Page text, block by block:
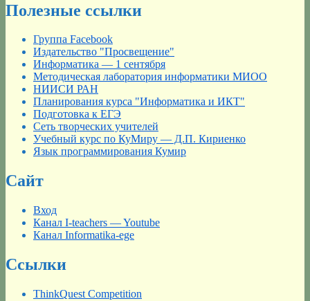
Полезные ссылки
Группа Facebook
Издательство "Просвещение"
Информатика — 1 сентября
Методическая лаборатория информатики МИОО
НИИСИ РАН
Планирования курса "Информатика и ИКТ"
Подготовка к ЕГЭ
Сеть творческих учителей
Учебный курс по КуМиру — Д.П. Кириенко
Язык программирования Кумир
Сайт
Вход
Канал I-teachers — Youtube
Канал Informatika-ege
Ссылки
ThinkQuest Competition